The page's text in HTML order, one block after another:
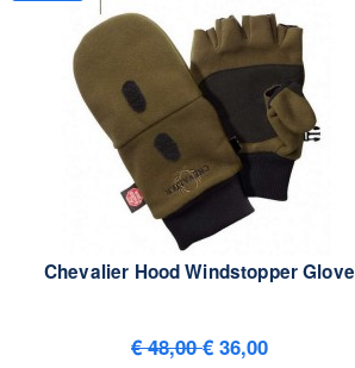
Chevalier Hood Windstopper Glove
€ 48,00€ 36,00